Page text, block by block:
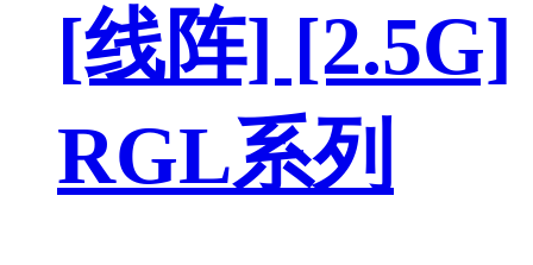
[线阵] [2.5G]
RGL系列